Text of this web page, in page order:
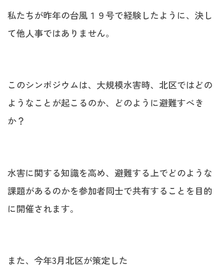
私たちが昨年の台風１９号で経験したように、決し
て他人事ではありません。
このシンポジウムは、大規模水害時、北区ではどの
ようなことが起こるのか、どのように避難すべき
か？
水害に関する知識を高め、避難する上でどのような
課題があるのかを参加者同士で共有することを目的
に開催されます。
また、今年3月北区が策定した